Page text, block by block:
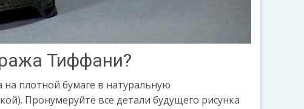
Тиффани?
плотной бумаге в натуральную
Пронумеруйте все детали будущего рисунка